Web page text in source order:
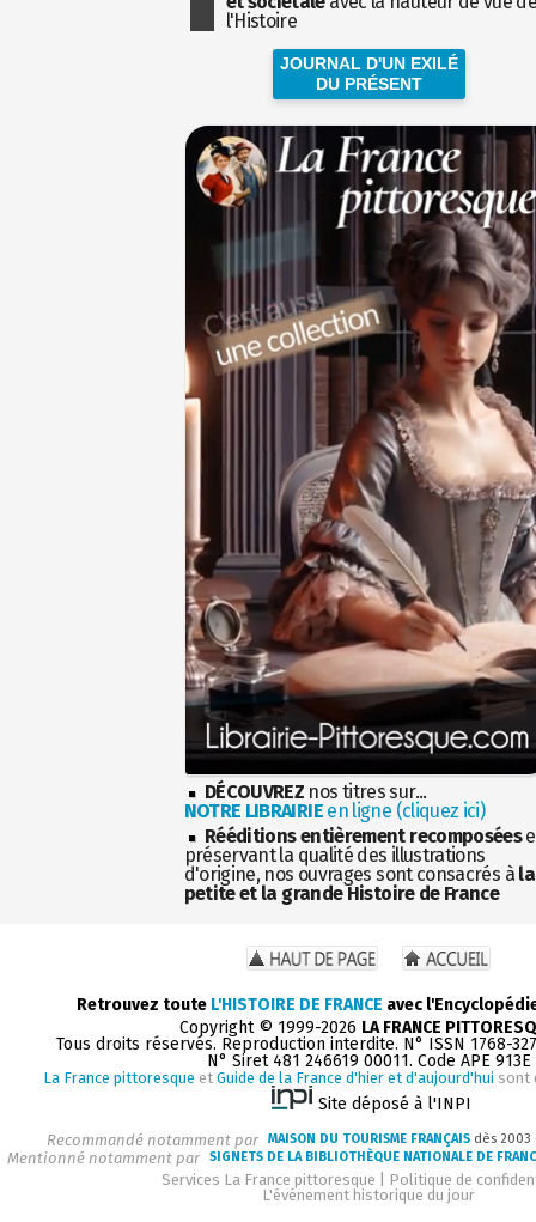
l'Histoire
JOURNAL D'UN EXILÉ
DU PRÉSENT
DÉCOUVREZ nos titres sur...
NOTRE LIBRAIRIEen ligne (cliquez ici)
Rééditions entièrement recomposées
préservant la qualité des illustrations
d'origine, nos ouvrages sont consacrés à la
petite et la grande Histoire de France
Retrouvez toute L'HISTOIRE DE FRANCE avec
Copyright © 1999-2026 LA FRANCE
Tous droits réservés. Reproduction interdite. N° ISSN 1768-
N° Siret 481 246619 00011. Code APE 913E
La France pittoresque et Guide de la France d'hier et d'aujourd'hui sont
Site déposé à l'INPI
Recommandé notamment par MAISON DU TOURISME FRANÇAIS dès
Mentionné notamment par SIGNETS DE LA BIBLIOTHÈQUE NATIONALE DE
Services La France pittoresque
Politique de
L'événement historique du jour